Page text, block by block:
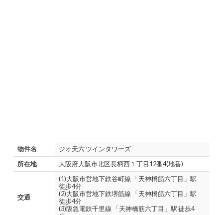
物件名
ジオ天六 ツインタワーズ
所在地
大阪府大阪市北区長柄西１丁目12番4(地番)
交通
(1)大阪市営地下鉄谷町線 「天神橋筋六丁目」駅
徒歩4分
(2)大阪市営地下鉄堺筋線 「天神橋筋六丁目」駅
徒歩4分
(3)阪急電鉄千里線 「天神橋筋六丁目」駅 徒歩4